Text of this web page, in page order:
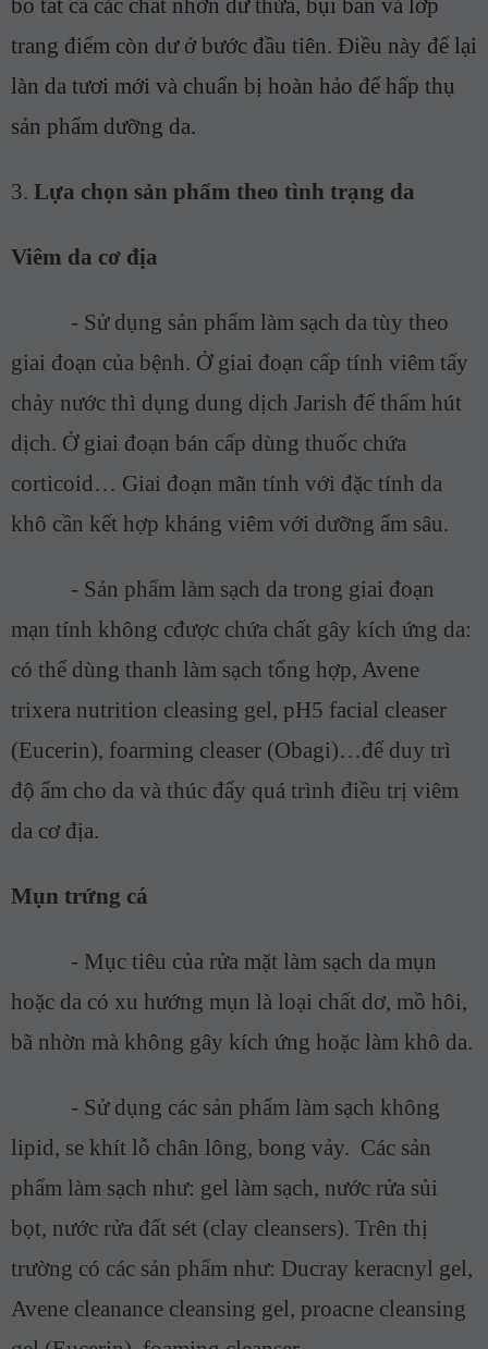
bỏ tất cả các chất nhờn dư thừa, bụi bẩn và lớp
trang điểm còn dư ở bước đầu tiên. Điều này để lại
làn da tươi mới và chuẩn bị hoàn hảo để hấp thụ
sản phẩm dưỡng da.
3. Lựa chọn sản phẩm theo tình trạng da
Viêm da cơ địa
- Sử dụng sản phẩm làm sạch da tùy theo
giai đoạn của bệnh. Ở giai đoạn cấp tính viêm tấy
chảy nước thì dụng dung dịch Jarish để thấm hút
dịch. Ở giai đoạn bán cấp dùng thuốc chứa
corticoid… Giai đoạn mãn tính với đặc tính da
khô cần kết hợp kháng viêm với dưỡng ẩm sâu.
- Sản phẩm làm sạch da trong giai đoạn
mạn tính không cđược chứa chất gây kích ứng da:
có thể dùng thanh làm sạch tổng hợp, Avene
trixera nutrition cleasing gel, pH5 facial cleaser
(Eucerin), foarming cleaser (Obagi)…để duy trì
độ ẩm cho da và thúc đẩy quá trình điều trị viêm
da cơ địa.
Mụn trứng cá
- Mục tiêu của rửa mặt làm sạch da mụn
hoặc da có xu hướng mụn là loại chất dơ, mồ hôi,
bã nhờn mà không gây kích ứng hoặc làm khô da.
- Sử dụng các sản phẩm làm sạch không
lipid, se khít lỗ chân lông, bong vảy. Các sản
phẩm làm sạch như: gel làm sạch, nước rửa sủi
bọt, nước rửa đất sét (clay cleansers). Trên thị
trường có các sản phẩm như: Ducray keracnyl gel,
Avene cleanance cleansing gel, proacne cleansing